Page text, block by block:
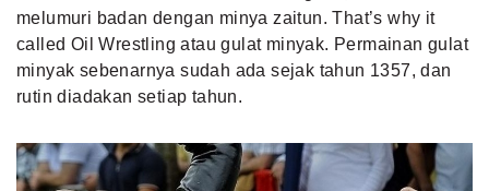
melumuri badan dengan minya zaitun. That’s why it
called Oil Wrestling atau gulat minyak. Permainan gulat
minyak sebenarnya sudah ada sejak tahun 1357, dan
rutin diadakan setiap tahun.